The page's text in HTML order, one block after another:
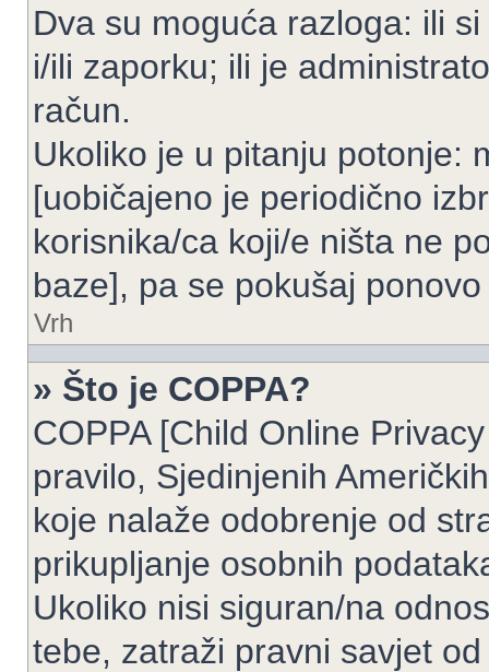
Dva su moguća razloga: ili
i/ili zaporku; ili je
račun.
Ukoliko je u pitanju potonje:
[uobičajeno je periodično
korisnika/ca koji/e ništa ne
baze], pa se pokušaj
Vrh
» Što je COPPA?
COPPA [Child Online
pravilo, Sjedinjenih
koje nalaže odobrenje od
prikupljanje osobnih
Ukoliko nisi siguran/na
tebe, zatraži pravni savjet